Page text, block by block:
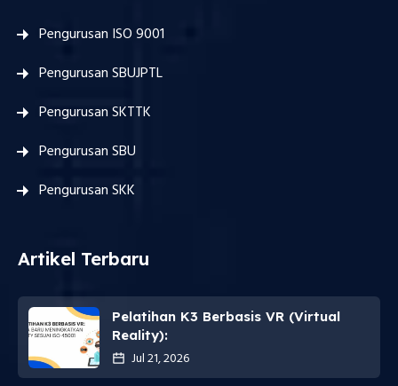
Pengurusan ISO 9001
Pengurusan SBUJPTL
Pengurusan SKTTK
Pengurusan SBU
Pengurusan SKK
Artikel Terbaru
Pelatihan K3 Berbasis VR (Virtual
Reality):
Jul 21, 2026